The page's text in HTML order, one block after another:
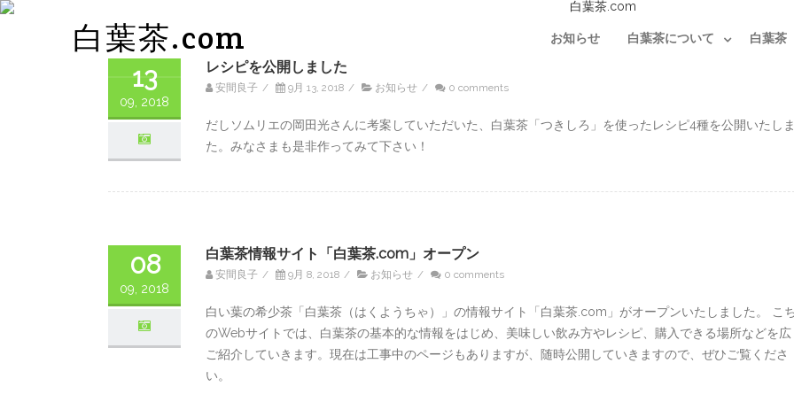
白葉茶.com お知らせ 白葉茶について 白葉茶
13
09, 2018
レシピを公開しました
安間良子 / 9月 13, 2018 / お知らせ / 0 comments
だしソムリエの岡田光さんに考案していただいた、白葉茶「つきしろ」を使ったレシピ4種を公開いたし
た。みなさまも是非作ってみて下さい！
08
09, 2018
白葉茶情報サイト「白葉茶.com」オープン
安間良子 / 9月 8, 2018 / お知らせ / 0 comments
白い葉の希少茶「白葉茶（はくようちゃ）」の情報サイト「白葉茶.com」がオープンいたしました。 こ
のWebサイトでは、白葉茶の基本的な情報をはじめ、美味しい飲み方やレシピ、購入できる場所などを広
ご紹介していきます。現在は工事中のページもありますが、随時公開していきますので、ぜひご覧くださ
い。